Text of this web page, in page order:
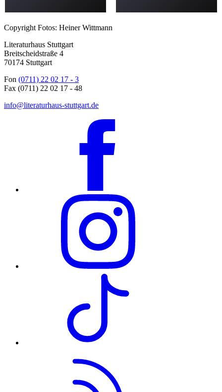
Copyright Fotos: Heiner Wittmann
Literaturhaus Stuttgart
Breitscheidstraße 4
70174 Stuttgart
Fon (0711) 22 02 17 - 3
Fax (0711) 22 02 17 - 48
info@literaturhaus-stuttgart.de